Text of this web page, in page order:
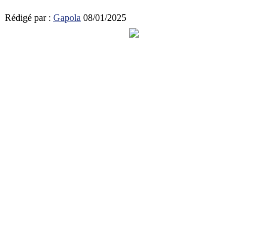
Rédigé par : Gapola 08/01/2025